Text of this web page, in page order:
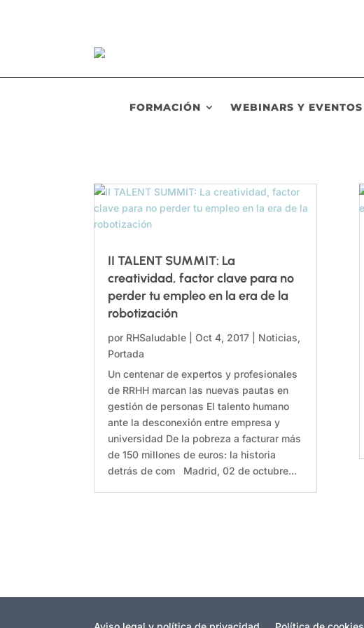
FORMACIÓN WEBINARS Y EVENTOS
II TALENT SUMMIT: La
creatividad, factor clave para no
perder tu empleo en la era de la
robotización
por RHSaludable |Oct 4, 2017 Noticias,
Portada
Un centenar de expertos y profesionales
de RRHH marcan las nuevas pautas en
gestión de personas El talento humano
ante la desconexión entre empresa y
universidad De la pobreza a facturar más
de 150 millones de euros: la historia
detrás de com Madrid, 02 de octubre...